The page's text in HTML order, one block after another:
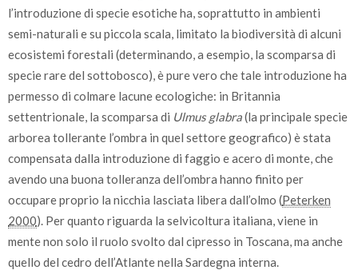
l’introduzione di specie esotiche ha, soprattutto in ambienti
semi-naturali e su piccola scala, limitato la biodiversità di alcuni
ecosistemi forestali (determinando, a esempio, la scomparsa di
specie rare del sottobosco), è pure vero che tale introduzione ha
permesso di colmare lacune ecologiche: in Britannia
settentrionale, la scomparsa di Ulmus glabra(la principale specie
arborea tollerante l’ombra in quel settore geografico) è stata
compensata dalla introduzione di faggio e acero di monte, che
avendo una buona tolleranza dell’ombra hanno finito per
occupare proprio la nicchia lasciata libera dall’olmo (Peterken
2000). Per quanto riguarda la selvicoltura italiana, viene in
mente non solo il ruolo svolto dal cipresso in Toscana, ma anche
quello del cedro dell’Atlante nella Sardegna interna.